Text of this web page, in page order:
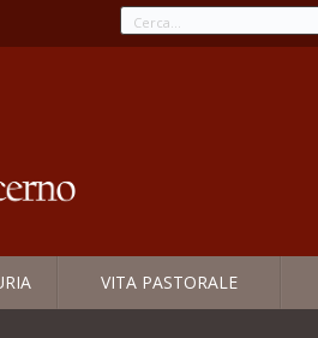
VITA PASTORALE